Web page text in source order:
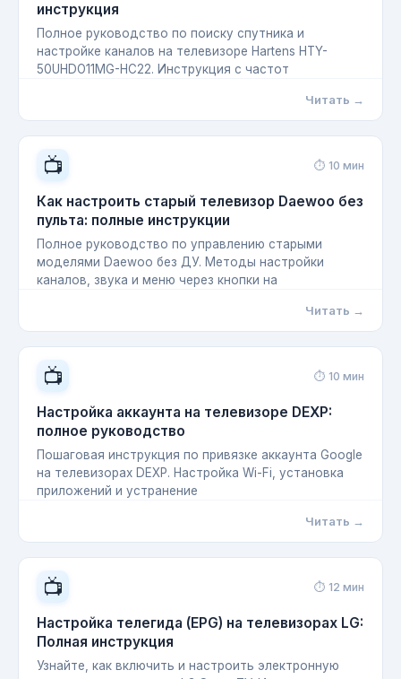
инструкция
Полное руководство по поиску спутника и
настройке каналов на телевизоре Hartens HTY-
50UHDO11MG-HC22. Инструкция с частот
Читать →
📺 ⏱ 10 мин
Как настроить старый телевизор Daewoo без
пульта: полные инструкции
Полное руководство по управлению старыми
моделями Daewoo без ДУ. Методы настройки
каналов, звука и меню через кнопки на
Читать →
📺 ⏱ 10 мин
Настройка аккаунта на телевизоре DEXP:
полное руководство
Пошаговая инструкция по привязке аккаунта Google
на телевизорах DEXP. Настройка Wi-Fi, установка
приложений и устранение
Читать →
📺 ⏱ 12 мин
Настройка телегида (EPG) на телевизорах LG:
Полная инструкция
Узнайте, как включить и настроить электронную